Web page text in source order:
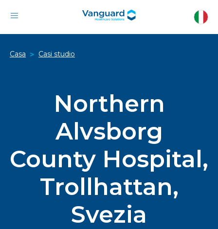
Casa > Casi studio
Northern
Alvsborg
County Hospital,
Trollhattan,
Svezia